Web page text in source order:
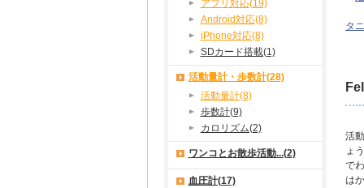
アプリ対応(19)
Android対応(8)
iPhone対応(8)
SDカード搭載(1)
活動量計・歩数計(28)
活動量計(8)
歩数計(9)
カロリズム(2)
ワンコとお散歩活動...(2)
血圧計(17)
タ
活
ょ
で
は